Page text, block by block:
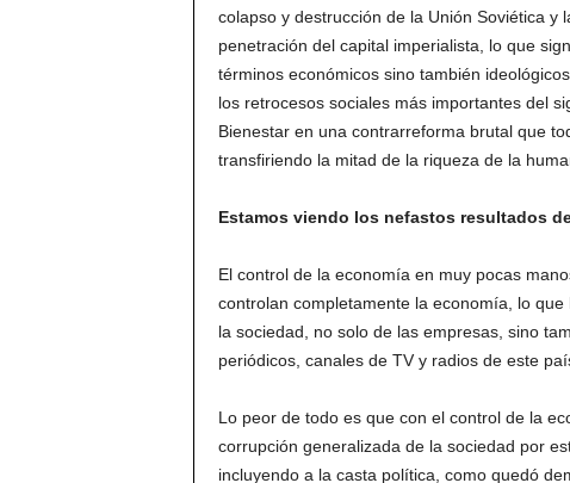
colapso y destrucción de la Unión Soviética
penetración del capital imperialista, lo que
términos económicos sino también
los retrocesos sociales más importantes del
Bienestar en una contrarreforma brutal que
transfiriendo la mitad de la riqueza de la
Estamos viendo los nefastos resultados
El control de la economía en muy pocas
controlan completamente la economía, lo
la sociedad, no solo de las empresas, sino
periódicos, canales de TV y radios de este
Lo peor de todo es que con el control de la
corrupción generalizada de la sociedad por
incluyendo a la casta política, como quedó